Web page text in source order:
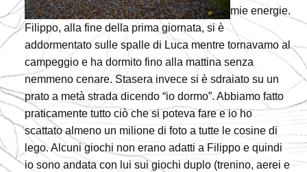
mie energie.
Filippo, alla fine della prima giornata, si è
addormentato sulle spalle di Luca mentre tornavamo al
campeggio e ha dormito fino alla mattina senza
nemmeno cenare. Stasera invece si è sdraiato su un
prato a metà strada dicendo “io dormo”. Abbiamo fatto
praticamente tutto ciò che si poteva fare e io ho
scattato almeno un milione di foto a tutte le cosine di
lego. Alcuni giochi non erano adatti a Filippo e quindi
io sono andata con lui sui giochi duplo (trenino, aerei e